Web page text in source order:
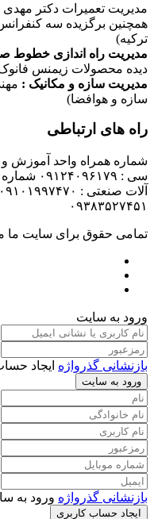
مدیریت تعمیرات دکتر
همچنین برگزیده سه
ترکیه)
مدیریت راه اندازی خطوط
دیده محصولات زیمنس
مدیریت سازه و مکانیک :
سازه و هوافضا)
راه های ارتباطی
شماره همراه واحد آموزش
سی :
۰۹۳۸۳۵۲۷۴۵۱
تمامی حقوق برای سایت
ورود به سایت
بازنشانی گذرواژه ایجاد
ورود به سایت
بازنشانی گذرواژه ورود به
ایجاد حساب کاربری